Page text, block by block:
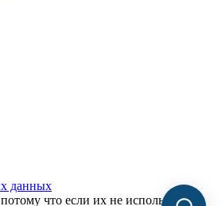
данных
что если их не использовать,